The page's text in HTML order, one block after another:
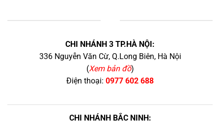
CHI NHÁNH 3 TP.HÀ NỘI:
336 Nguyễn Văn Cừ, Q.Long Biên, Hà Nội
(Xem bản đồ)
Điện thoại: 0977 602 688
CHI NHÁNH BẮC NINH: